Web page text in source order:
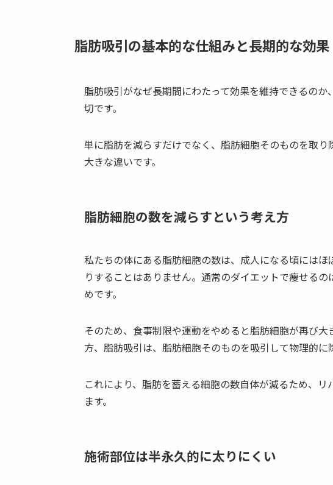
脂肪吸引の基本的な仕組みと長期的な効果
脂肪吸引がなぜ長期間にわたって効果を維持できるの
切です。
単に脂肪を減らすだけでなく、脂肪細胞そのものを取
大きな違いです。
脂肪細胞の数を減らすという考え方
私たちの体にある脂肪細胞の数は、成人になる頃には
りすることはありません。通常のダイエットで痩せる
めです。
そのため、食事制限や運動をやめると脂肪細胞が再び
方、脂肪吸引は、脂肪細胞そのものを吸引して物理的に
これにより、脂肪を蓄える細胞の数自体が減るため、
ます。
施術部位は半永久的に太りにくい